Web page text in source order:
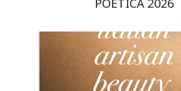
POETICA 2026